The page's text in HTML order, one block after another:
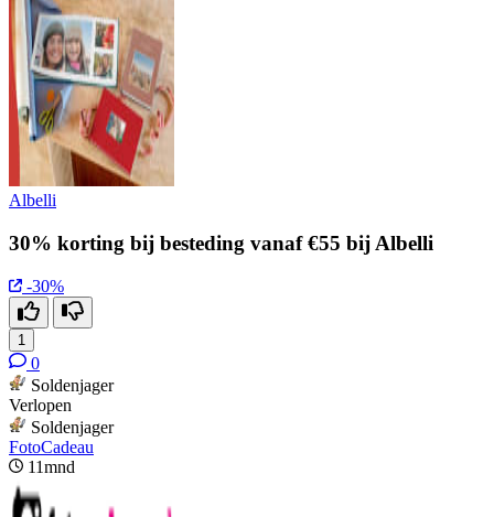
Albelli
30% korting bij besteding vanaf €55 bij Albelli
-30%
1
0
Soldenjager
Verlopen
Soldenjager
FotoCadeau
11mnd